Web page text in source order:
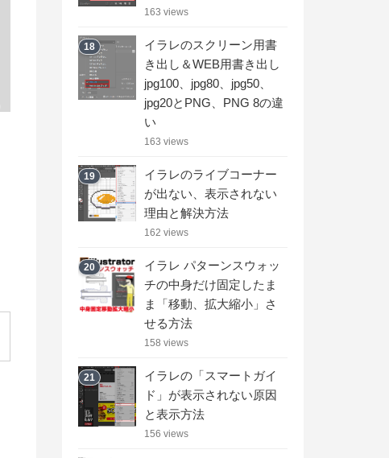
163 views
18
イラレのスクリーン用書
き出し＆WEB用書き出し
jpg100、jpg80、jpg50、
jpg20とPNG、PNG 8の違
い
163 views
19
イラレのライブコーナー
が出ない、表示されない
理由と解決方法
162 views
20
イラレ パターンスウォッ
チの中身だけ固定したま
ま「移動、拡大縮小」さ
せる方法
158 views
21
イラレの「スマートガイ
ド」が表示されない原因
と表示方法
156 views